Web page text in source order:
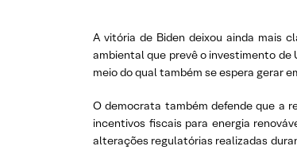
A vitória de Biden deixou ainda mais
ambiental que prevê o investimento
meio do qual também se espera gerar
O democrata também defende que a
incentivos fiscais para energia
alterações regulatórias realizadas